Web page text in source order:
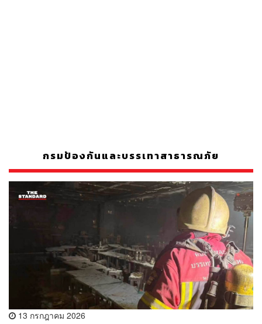
กรมป้องกันและบรรเทาสาธารณภัย
13 กรกฎาคม 2026